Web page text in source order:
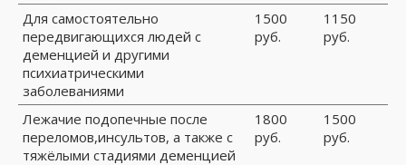
Для самостоятельно
передвигающихся людей с
деменцией и другими
психиатрическими
заболеваниями
1500
руб.
1150
руб.
Лежачие подопечные после
переломов,инсультов, а также с
тяжёлыми стадиями деменцией
1800
руб.
1500
руб.